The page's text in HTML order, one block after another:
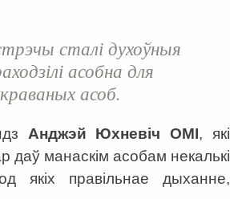
сталі духоўныя
асобна для
асоб.
Анджэй ЮхневічOMI, які
даў манаскім асобам некалькі
якіх правільнае дыханне,